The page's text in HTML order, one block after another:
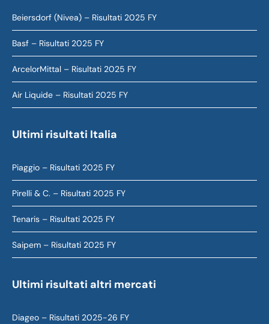
Beiersdorf (Nivea) – Risultati 2025 FY
Basf – Risultati 2025 FY
ArcelorMittal – Risultati 2025 FY
Air Liquide – Risultati 2025 FY
Ultimi risultati Italia
Piaggio – Risultati 2025 FY
Pirelli & C. – Risultati 2025 FY
Tenaris – Risultati 2025 FY
Saipem – Risultati 2025 FY
Ultimi risultati altri mercati
Diageo – Risultati 2025-26 FY